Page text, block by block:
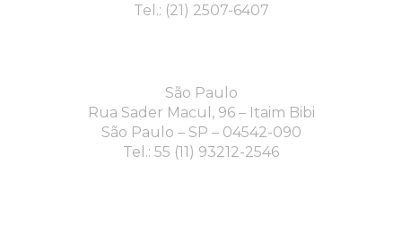
Tel.: (21) 2507-6407
São Paulo
Rua Sader Macul, 96 – Itaim Bibi
São Paulo – SP – 04542-090
Tel.: 55 (11) 93212-2546